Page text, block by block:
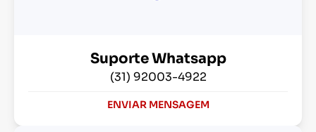
Suporte Whatsapp
(31) 92003-4922
ENVIAR MENSAGEM